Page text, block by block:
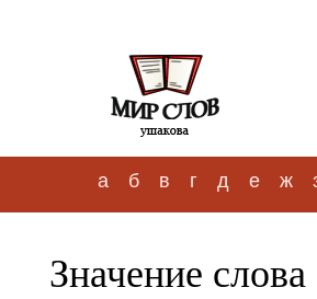
а б в г д е ж
Значение